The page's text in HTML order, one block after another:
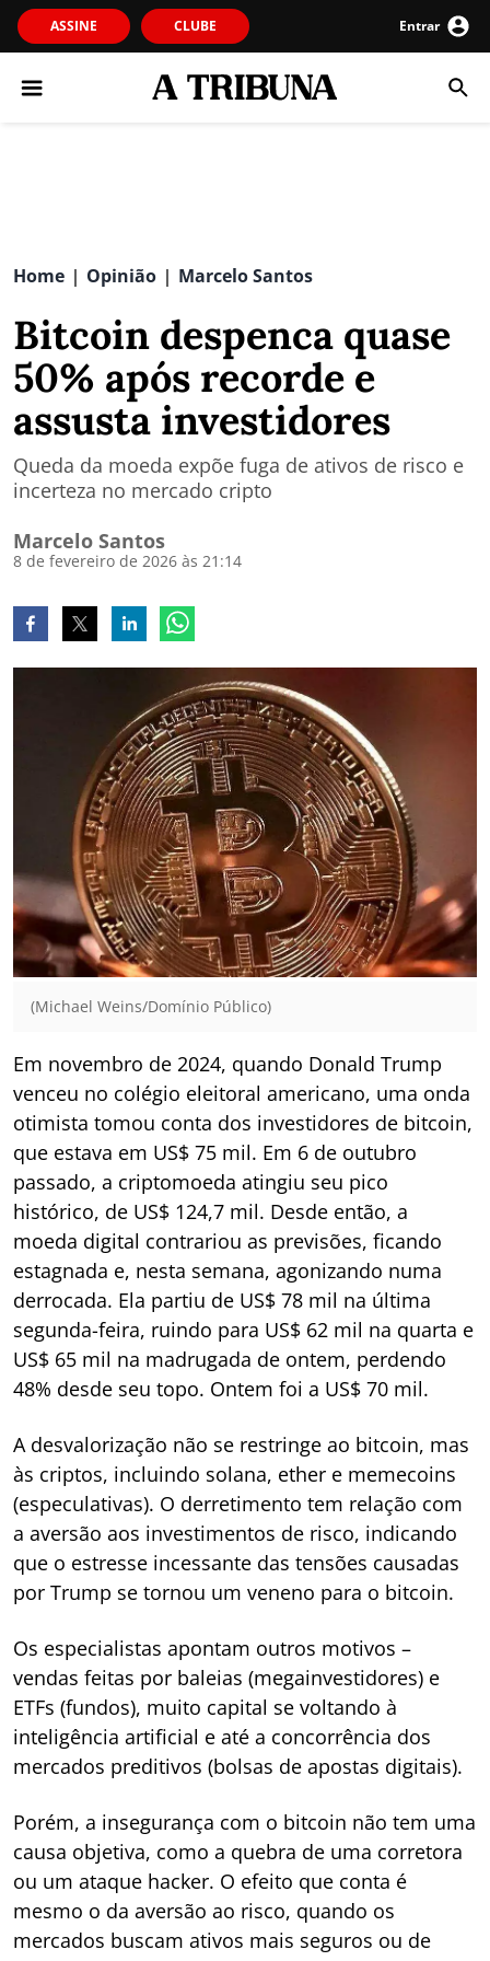
ASSINE CLUBE Entrar
Home | Opinião | Marcelo Santos
Bitcoin despenca quase
50% após recorde e
assusta investidores
Queda da moeda expõe fuga de ativos de risco e
incerteza no mercado cripto
Marcelo Santos
8 de fevereiro de 2026 às 21:14
(Michael Weins/Domínio Público)
Em novembro de 2024, quando Donald Trump
venceu no colégio eleitoral americano, uma onda
otimista tomou conta dos investidores de bitcoin,
que estava em US$ 75 mil. Em 6 de outubro
passado, a criptomoeda atingiu seu pico
histórico, de US$ 124,7 mil. Desde então, a
moeda digital contrariou as previsões, ficando
estagnada e, nesta semana, agonizando numa
derrocada. Ela partiu de US$ 78 mil na última
segunda-feira, ruindo para US$ 62 mil na quarta e
US$ 65 mil na madrugada de ontem, perdendo
48% desde seu topo. Ontem foi a US$ 70 mil.
A desvalorização não se restringe ao bitcoin, mas
às criptos, incluindo solana, ether e memecoins
(especulativas). O derretimento tem relação com
a aversão aos investimentos de risco, indicando
que o estresse incessante das tensões causadas
por Trump se tornou um veneno para o bitcoin.
Os especialistas apontam outros motivos –
vendas feitas por baleias (megainvestidores) e
ETFs (fundos), muito capital se voltando à
inteligência artificial e até a concorrência dos
mercados preditivos (bolsas de apostas digitais).
Porém, a insegurança com o bitcoin não tem uma
causa objetiva, como a quebra de uma corretora
ou um ataque hacker. O efeito que conta é
mesmo o da aversão ao risco, quando os
mercados buscam ativos mais seguros ou de